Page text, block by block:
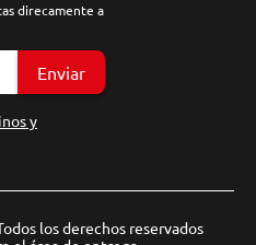
direcamente a
Enviar
y
los derechos reservados